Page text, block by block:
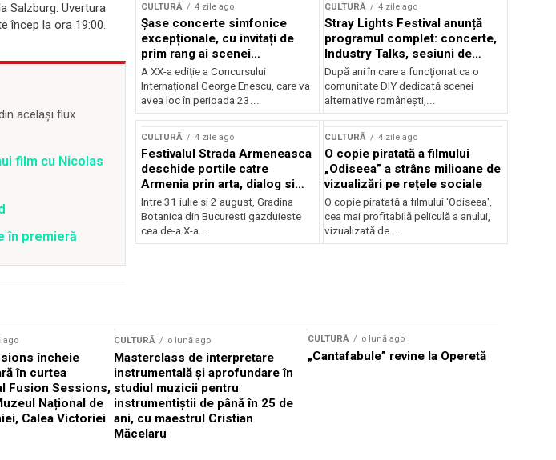
Salzburg: Uvertura
încep la ora 19:00.
același flux
film cu Nicolas
în premieră
CULTURĂ 4 zile ago
Șase concerte simfonice
excepționale, cu invitați de
prim rang ai scenei
internaționale și ansambluri
orchestrale românești de
prestigiu, în programul
Concursului Enescu 2026
A XX-a ediție a Concursului
Internațional George Enescu, care va
avea loc în perioada 23...
CULTURĂ 4 zile ago
Stray Lights Festival anunță
programul complet: concerte,
Industry Talks, sesiuni de
audiție și noi opțiuni de
participare pentru public
După ani în care a funcționat ca o
comunitate DIY dedicată scenei
alternative românești,...
CULTURĂ 4 zile ago
Festivalul Strada Armeneasca
deschide portile catre
Armenia prin arta, dialog si
patrimoniu, intre 31 iulie si 2
august, la Gradina Botanica din
Bucuresti
Intre 31 iulie si 2 august, Gradina
Botanica din Bucuresti gazduieste
cea de-a X-a...
CULTURĂ 4 zile ago
O copie piratată a filmului
„Odiseea” a strâns milioane de
vizualizări pe rețele sociale
O copie piratată a filmului 'Odiseea',
cea mai profitabilă peliculă a anului,
vizualizată de...
ago
încheie
în curtea
Fusion Sessions,
Național de
Calea Victoriei
CULTURĂ o lună ago
Masterclass de interpretare
instrumentală și aprofundare în
studiul muzicii pentru
instrumentiștii de până în 25 de
ani, cu maestrul Cristian
Măcelaru
CULTURĂ o lună ago
„Cantafabule” revine la Operetă